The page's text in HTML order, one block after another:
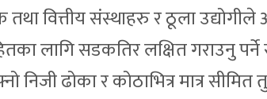
वित्तीय संस्थाहरु र ठूला
लागि सडकतिर लक्षित गराउनु
निजी ढोका र कोठाभित्र मात्र